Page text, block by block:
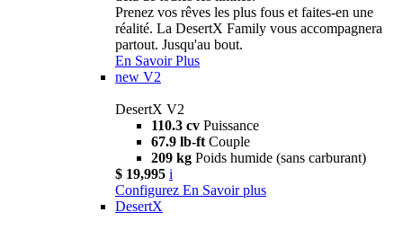
Prenez vos rêves les plus fous et faites-en une
réalité. La DesertX Family vous accompagnera
partout. Jusqu'au bout.
En Savoir Plus
new V2
DesertX V2
110.3 cv Puissance
67.9 lb-ft Couple
209 kg Poids humide (sans carburant)
$ 19,995 i
Configurez En Savoir plus
DesertX